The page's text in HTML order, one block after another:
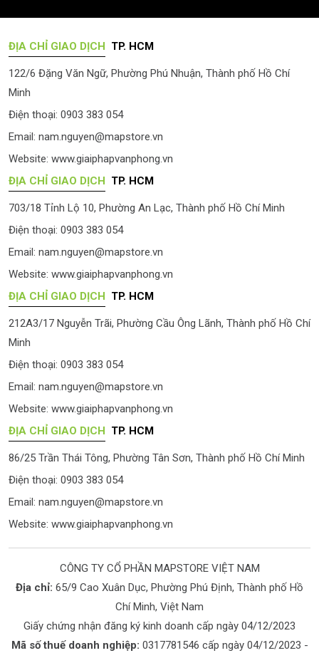
ĐỊA CHỈ GIAO DỊCH TP. HCM
122/6 Đặng Văn Ngữ, Phường Phú Nhuận, Thành phố Hồ Chí
Minh
Điện thoại: 0903 383 054
Email: nam.nguyen@mapstore.vn
Website: www.giaiphapvanphong.vn
ĐỊA CHỈ GIAO DỊCH TP. HCM
703/18 Tỉnh Lộ 10, Phường An Lạc, Thành phố Hồ Chí Minh
Điện thoại: 0903 383 054
Email: nam.nguyen@mapstore.vn
Website: www.giaiphapvanphong.vn
ĐỊA CHỈ GIAO DỊCH TP. HCM
212A3/17 Nguyễn Trãi, Phường Cầu Ông Lãnh, Thành phố Hồ Chí
Minh
Điện thoại: 0903 383 054
Email: nam.nguyen@mapstore.vn
Website: www.giaiphapvanphong.vn
ĐỊA CHỈ GIAO DỊCH TP. HCM
86/25 Trần Thái Tông, Phường Tân Sơn, Thành phố Hồ Chí Minh
Điện thoại: 0903 383 054
Email: nam.nguyen@mapstore.vn
Website: www.giaiphapvanphong.vn
CÔNG TY CỔ PHẦN MAPSTORE VIỆT NAM
Địa chỉ: 65/9 Cao Xuân Dục, Phường Phú Định, Thành phố Hồ
Chí Minh, Việt Nam
Giấy chứng nhận đăng ký kinh doanh cấp ngày 04/12/2023
Mã số thuế doanh nghiệp: 0317781546 cấp ngày 04/12/2023 -